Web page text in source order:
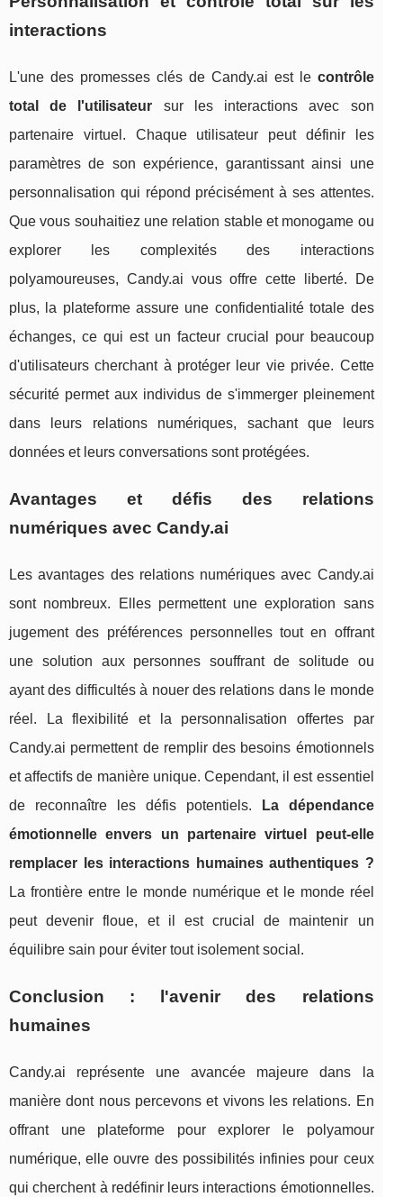
interactions
L'une des promesses clés de Candy.ai est le contrôle
total de l'utilisateur sur les interactions avec son
partenaire virtuel. Chaque utilisateur peut définir les
paramètres de son expérience, garantissant ainsi une
personnalisation qui répond précisément à ses attentes.
Que vous souhaitiez une relation stable et monogame ou
explorer les complexités des interactions
polyamoureuses, Candy.ai vous offre cette liberté. De
plus, la plateforme assure une confidentialité totale des
échanges, ce qui est un facteur crucial pour beaucoup
d'utilisateurs cherchant à protéger leur vie privée. Cette
sécurité permet aux individus de s'immerger pleinement
dans leurs relations numériques, sachant que leurs
données et leurs conversations sont protégées.
Avantages et défis des relations
numériques avec Candy.ai
Les avantages des relations numériques avec Candy.ai
sont nombreux. Elles permettent une exploration sans
jugement des préférences personnelles tout en offrant
une solution aux personnes souffrant de solitude ou
ayant des difficultés à nouer des relations dans le monde
réel. La flexibilité et la personnalisation offertes par
Candy.ai permettent de remplir des besoins émotionnels
et affectifs de manière unique. Cependant, il est essentiel
de reconnaître les défis potentiels.
La dépendance
émotionnelle envers un partenaire virtuel peut-elle
remplacer les interactions humaines authentiques ?
La frontière entre le monde numérique et le monde réel
peut devenir floue, et il est crucial de maintenir un
équilibre sain pour éviter tout isolement social.
Conclusion : l'avenir des relations
humaines
Candy.ai représente une avancée majeure dans la
manière dont nous percevons et vivons les relations. En
offrant une plateforme pour explorer le polyamour
numérique, elle ouvre des possibilités infinies pour ceux
qui cherchent à redéfinir leurs interactions émotionnelles.